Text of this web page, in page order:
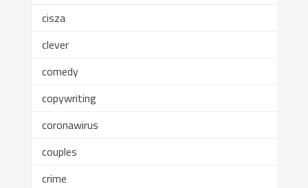
cisza
clever
comedy
copywriting
coronawirus
couples
crime